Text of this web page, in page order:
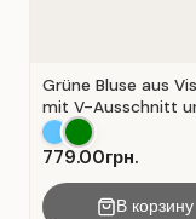
Grüne Bluse aus
mit V-Ausschnitt
Wickeloptik. Grün.
779.00грн.
В корзину